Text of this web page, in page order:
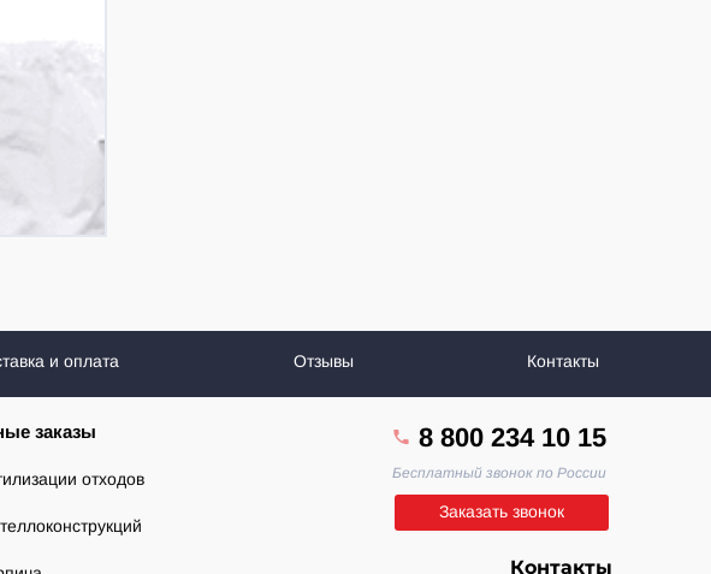
и оплата Отзывы Контакты
заказы
отходов
8 800 234 10 15
Бесплатный звонок по России
Заказать звонок
Контакты